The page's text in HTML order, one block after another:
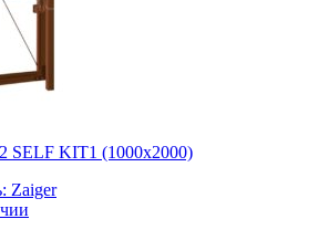
SELF KIT1 (1000х2000)
Zaiger